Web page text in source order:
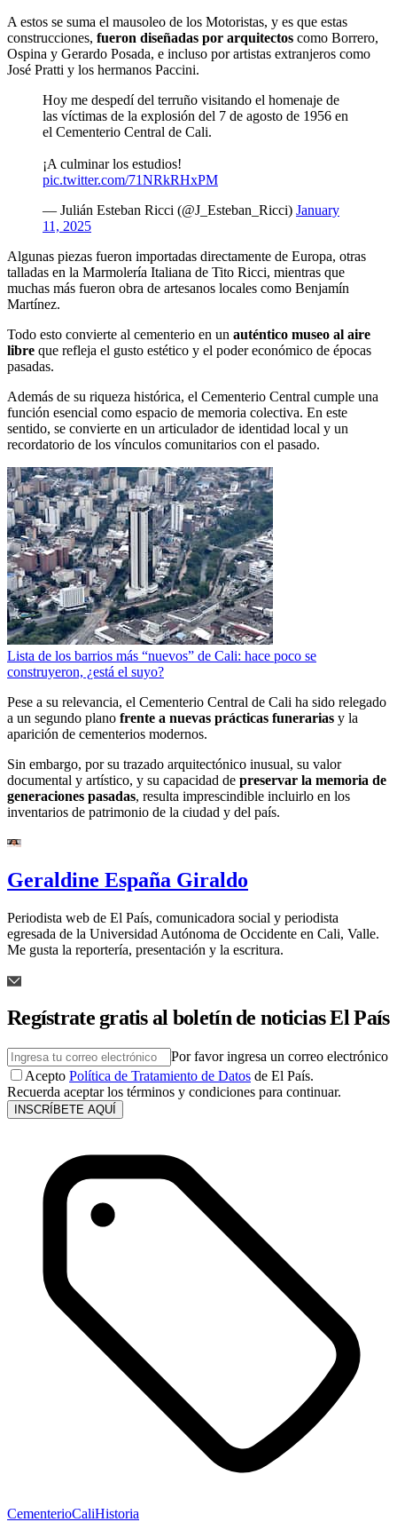
A estos se suma el mausoleo de los Motoristas, y es que estas
construcciones, fueron diseñadas por arquitectos como Borrero,
Ospina y Gerardo Posada, e incluso por artistas extranjeros como
José Pratti y los hermanos Paccini.
Hoy me despedí del terruño visitando el homenaje de
las víctimas de la explosión del 7 de agosto de 1956 en
el Cementerio Central de Cali.
¡A culminar los estudios!
pic.twitter.com/71NRkRHxPM
— Julián Esteban Ricci (@J_Esteban_Ricci) January
11, 2025
Algunas piezas fueron importadas directamente de Europa, otras
talladas en la Marmolería Italiana de Tito Ricci, mientras que
muchas más fueron obra de artesanos locales como Benjamín
Martínez.
Todo esto convierte al cementerio en un auténtico museo al aire
libre que refleja el gusto estético y el poder económico de épocas
pasadas.
Además de su riqueza histórica, el Cementerio Central cumple una
función esencial como espacio de memoria colectiva. En este
sentido, se convierte en un articulador de identidad local y un
recordatorio de los vínculos comunitarios con el pasado.
Lista de los barrios más “nuevos” de Cali: hace poco se
construyeron, ¿está el suyo?
Pese a su relevancia, el Cementerio Central de Cali ha sido relegado
a un segundo plano frente a nuevas prácticas funerarias y la
aparición de cementerios modernos.
Sin embargo, por su trazado arquitectónico inusual, su valor
documental y artístico, y su capacidad de preservar la memoria de
generaciones pasadas, resulta imprescindible incluirlo en los
inventarios de patrimonio de la ciudad y del país.
Geraldine España Giraldo
Periodista web de El País, comunicadora social y periodista
egresada de la Universidad Autónoma de Occidente en Cali, Valle.
Me gusta la reportería, presentación y la escritura.
Regístrate gratis al boletín de noticias El País
Por favor ingresa un correo electrónico
Acepto Política de Tratamiento de Datos de El País.
Recuerda aceptar los términos y condiciones para continuar.
INSCRÍBETE AQUÍ
CementerioCaliHistoria